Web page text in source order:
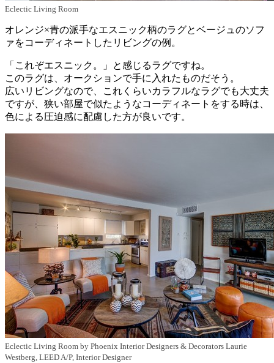
Eclectic Living Room
オレンジ×青の派手なエスニック柄のラグとベージュのソフ
ァをコーディネートしたリビングの例。
「これぞエスニック。」と感じるラグですね。
このラグは、オークションで手に入れたものだそう。
広いリビングなので、これくらいカラフルなラグでも大丈夫
ですが、狭い部屋で似たようなコーディネートをする時は、
色による圧迫感に配慮した方が良いです。
Eclectic Living Room by Phoenix Interior Designers & Decorators Laurie
Westberg, LEED A/P, Interior Designer